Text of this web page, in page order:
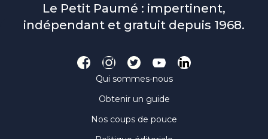
Le Petit Paumé : impertinent,
indépendant et gratuit depuis 1968.
Qui sommes-nous
Obtenir un guide
Nos coups de pouce